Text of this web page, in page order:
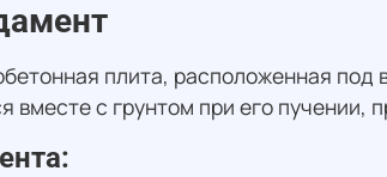
плита, расположенная
с грунтом при его пучении,